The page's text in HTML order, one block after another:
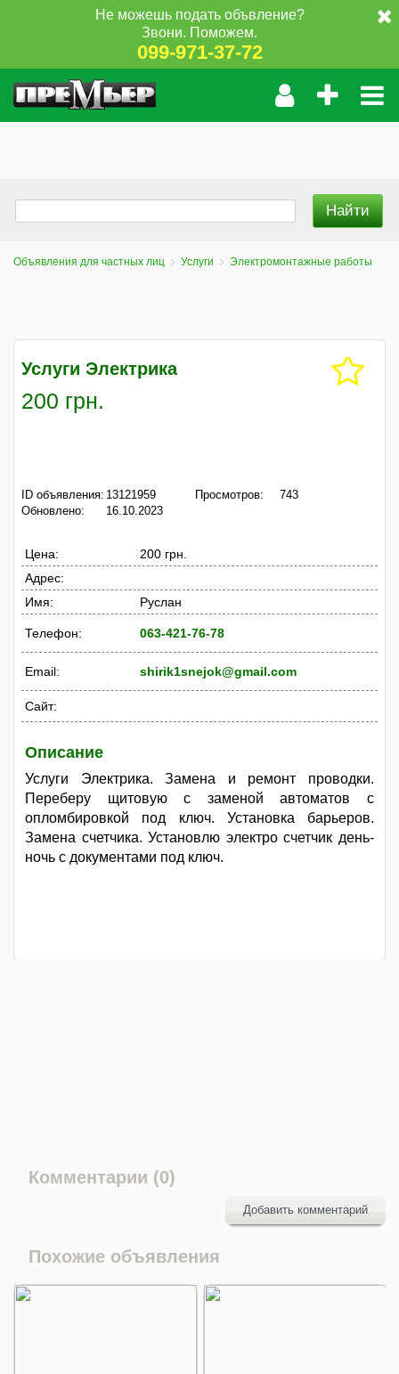
Не можешь подать объвление?
Звони. Поможем.
099-971-37-72
Объявления для частных лиц Услуги Электромонтажные работы
Услуги Электрика
200 грн.
ID объявления: 13121959
Обновлено:
16.10.2023
Просмотров: 743
Цена:
200 грн.
Адрес:
Имя:
Руслан
Телефон: 063-421-76-78
Email: shirik1snejok@gmail.com
Сайт:
Описание
Услуги Электрика. Замена и ремонт проводки.
Переберу щитовую с заменой автоматов с
опломбировкой под ключ. Установка барьеров.
Замена счетчика. Установлю электро счетчик день-
ночь с документами под ключ.
Комментарии (0)
Добавить комментарий
Похожие объявления